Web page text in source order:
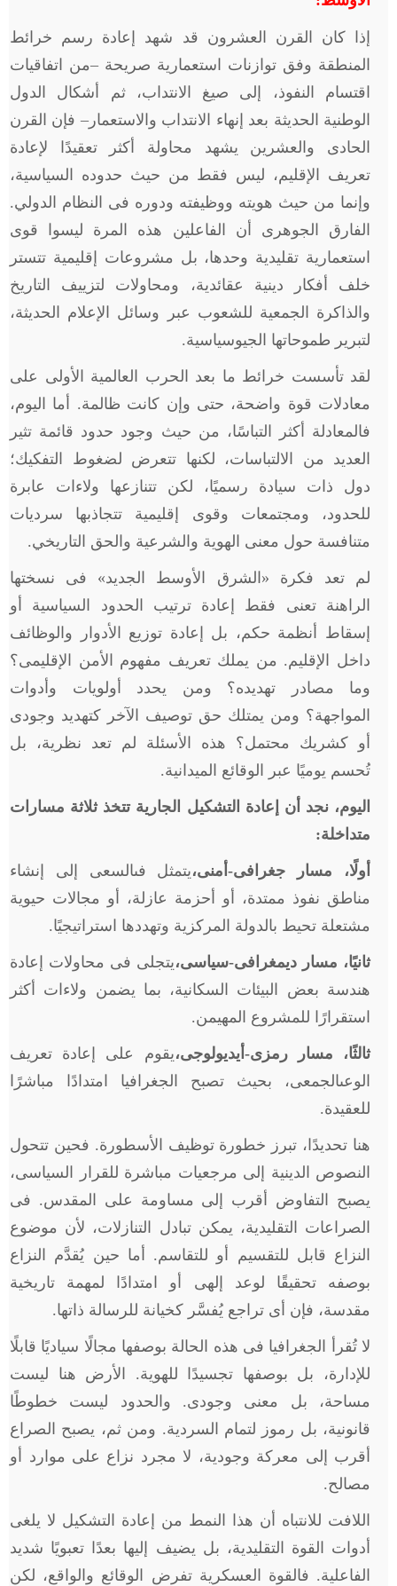
إذا كان القرن العشرون قد شهد إعادة رسم خرائط
المنطقة وفق توازنات استعمارية صريحة –من اتفاقيات
اقتسام النفوذ، إلى صيغ الانتداب، ثم أشكال الدول
الوطنية الحديثة بعد إنهاء الانتداب والاستعمار– فإن القرن
الحادى والعشرين يشهد محاولة أكثر تعقيدًا لإعادة
تعريف الإقليم، ليس فقط من حيث حدوده السياسية،
وإنما من حيث هويته ووظيفته ودوره فى النظام الدولي.
الفارق الجوهرى أن الفاعلين هذه المرة ليسوا قوى
استعمارية تقليدية وحدها، بل مشروعات إقليمية تتستر
خلف أفكار دينية عقائدية، ومحاولات لتزييف التاريخ
والذاكرة الجمعية للشعوب عبر وسائل الإعلام الحديثة،
لتبرير طموحاتها الجيوسياسية.
لقد تأسست خرائط ما بعد الحرب العالمية الأولى على
معادلات قوة واضحة، حتى وإن كانت ظالمة. أما اليوم،
فالمعادلة أكثر التباسًا، من حيث وجود حدود قائمة تثير
العديد من الالتباسات، لكنها تتعرض لضغوط التفكيك؛
دول ذات سيادة رسميًا، لكن تتنازعها ولاءات عابرة
للحدود، ومجتمعات وقوى إقليمية تتجاذبها سرديات
متنافسة حول معنى الهوية والشرعية والحق التاريخي.
لم تعد فكرة «الشرق الأوسط الجديد» فى نسختها
الراهنة تعنى فقط إعادة ترتيب الحدود السياسية أو
إسقاط أنظمة حكم، بل إعادة توزيع الأدوار والوظائف
داخل الإقليم. من يملك تعريف مفهوم الأمن الإقليمى؟
وما مصادر تهديده؟ ومن يحدد أولويات وأدوات
المواجهة؟ ومن يمتلك حق توصيف الآخر كتهديد وجودى
أو كشريك محتمل؟ هذه الأسئلة لم تعد نظرية، بل
تُحسم يوميًا عبر الوقائع الميدانية.
اليوم، نجد أن إعادة التشكيل الجارية تتخذ ثلاثة مسارات
متداخلة:
أولًا، مسار جغرافى-أمنى،يتمثل فىالسعى إلى إنشاء
مناطق نفوذ ممتدة، أو أحزمة عازلة، أو مجالات حيوية
مشتعلة تحيط بالدولة المركزية وتهددها استراتيجيًا.
ثانيًا، مسار ديمغرافى-سياسى،يتجلى فى محاولات إعادة
هندسة بعض البيئات السكانية، بما يضمن ولاءات أكثر
استقرارًا للمشروع المهيمن.
ثالثًا، مسار رمزى-أيديولوجى،يقوم على إعادة تعريف
الوعىالجمعى، بحيث تصبح الجغرافيا امتدادًا مباشرًا
للعقيدة.
هنا تحديدًا، تبرز خطورة توظيف الأسطورة. فحين تتحول
النصوص الدينية إلى مرجعيات مباشرة للقرار السياسى،
يصبح التفاوض أقرب إلى مساومة على المقدس. فى
الصراعات التقليدية، يمكن تبادل التنازلات، لأن موضوع
النزاع قابل للتقسيم أو للتقاسم. أما حين يُقدَّم النزاع
بوصفه تحقيقًا لوعد إلهى أو امتدادًا لمهمة تاريخية
مقدسة، فإن أى تراجع يُفسَّر كخيانة للرسالة ذاتها.
لا تُقرأ الجغرافيا فى هذه الحالة بوصفها مجالًا سياديًا قابلًا
للإدارة، بل بوصفها تجسيدًا للهوية. الأرض هنا ليست
مساحة، بل معنى وجودى. والحدود ليست خطوطًا
قانونية، بل رموز لتمام السردية. ومن ثم، يصبح الصراع
أقرب إلى معركة وجودية، لا مجرد نزاع على موارد أو
مصالح.
اللافت للانتباه أن هذا النمط من إعادة التشكيل لا يلغى
أدوات القوة التقليدية، بل يضيف إليها بعدًا تعبويًا شديد
الفاعلية. فالقوة العسكرية تفرض الوقائع والواقع، لكن